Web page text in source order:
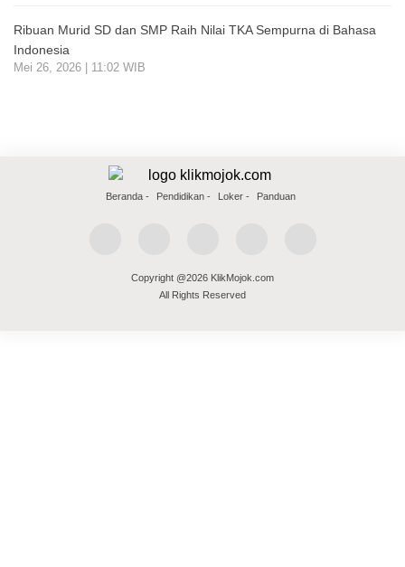
Ribuan Murid SD dan SMP Raih Nilai TKA Sempurna di Bahasa
Indonesia
Mei 26, 2026 | 11:02 WIB
Beranda Pendidikan Loker Panduan
Copyright @2026 KlikMojok.com
All Rights Reserved